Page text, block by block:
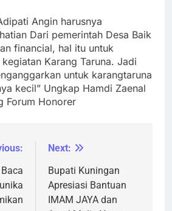
Angin harusnya
Dari pemerintah Desa Baik
financial, hal itu untuk
Karang Taruna. Jadi
untuk karangtaruna
kecil” Ungkap Hamdi Zaenal
Forum Honorer
Next:
Bupati Kuningan
Apresiasi Bantuan
IMAM JAYA dan